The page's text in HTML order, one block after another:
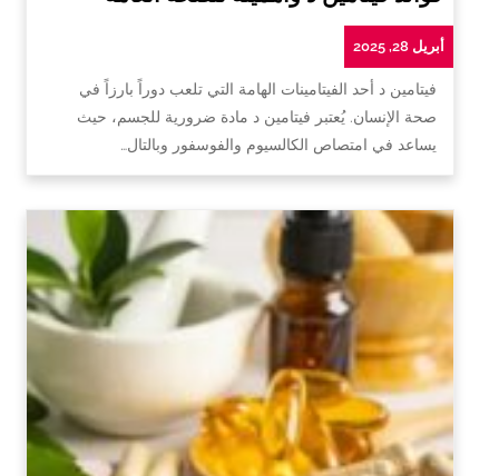
أبريل 28, 2025
فيتامين د أحد الفيتامينات الهامة التي تلعب دوراً بارزاً في
صحة الإنسان. يُعتبر فيتامين د مادة ضرورية للجسم، حيث
يساعد في امتصاص الكالسيوم والفوسفور وبالتال…